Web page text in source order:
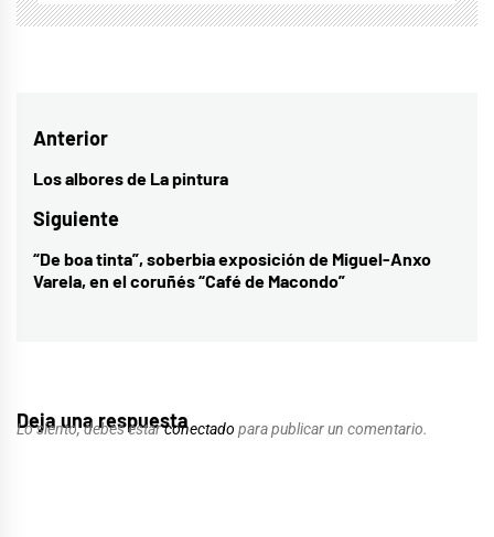
Navegación
de
entradas
Anterior
Entrada
anterior:
Los albores de La pintura
Siguiente
Entrada
siguiente:
“De boa tinta”, soberbia exposición de Miguel-Anxo
Varela, en el coruñés “Café de Macondo”
Deja una respuesta
Lo siento, debes estarconectado para publicar un comentario.